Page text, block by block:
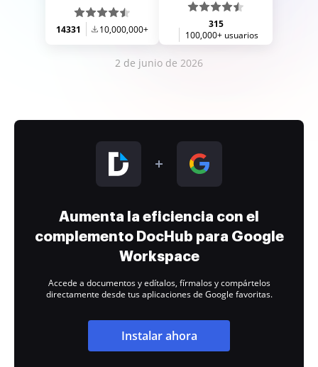
14331 10,000,000+
315
100,000+ usuarios
2 de junio de 2026
Aumenta la eficiencia con el
complemento DocHub para Google
Workspace
Accede a documentos y edítalos, fírmalos y compártelos
directamente desde tus aplicaciones de Google favoritas.
Instalar ahora